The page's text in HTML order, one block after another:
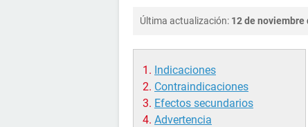
Última actualización: 12 de noviembre
Indicaciones
Contraindicaciones
Efectos secundarios
Advertencia